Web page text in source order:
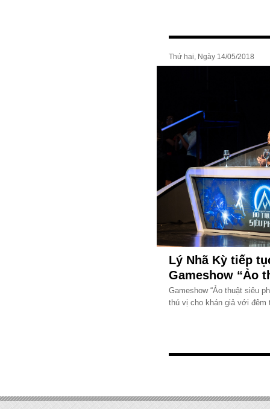
Thứ hai, Ngày 14/05/2018
Lý Nhã Kỳ tiếp
Gameshow “Ảo
Gameshow “Ảo thuật siêu
thú vị cho khán giả với đêm